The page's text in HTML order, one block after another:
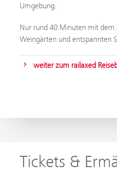
Umgebung.
Nur rund 40 Minuten mit
Weingärten und entspannten
weiter zum railaxed
Tickets &